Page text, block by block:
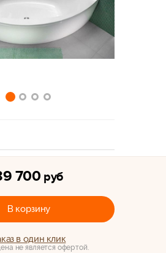
700 руб
В корзину
в один клик
не является офертой.